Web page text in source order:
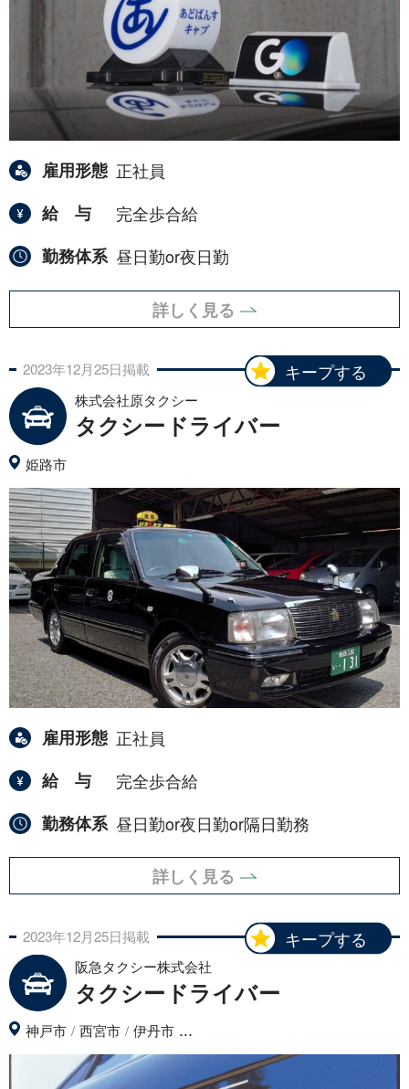
雇用形態 正社員
給与
完全歩合給
勤務体系 昼日勤or夜日勤
詳しく見る
キープする
2023年12月25日掲載
株式会社原タクシー
タクシードライバー
姫路市
雇用形態 正社員
給与
完全歩合給
勤務体系 昼日勤or夜日勤or隔日勤務
詳しく見る
キープする
2023年12月25日掲載
阪急タクシー株式会社
タクシードライバー
神戸市 西宮市 伊丹市...